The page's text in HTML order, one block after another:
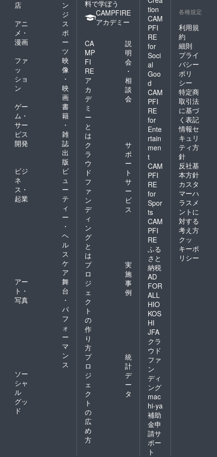
店
ン
ジ
アニ
メ・
漫画
ス
ポ
ー
ツ
ファ
ッ
ショ
ン
映
像
・
映
画
ゲー
ム・
サー
ビス
開発
書
籍
・
雑
誌
出
版
ビジ
ネ
ス・
起業
ビ
ュ
ー
テ
ィ
ー
・
ヘ
ル
ス
ケ
ア
アー
ト・
写真
舞
台
・
パ
フ
ォ
ー
マ
ン
ス
ソー
シャ
ル
グッ
ド
料で学ぼう
CAMPFIRE
アカデミー
CA
MP
FI
RE
ア
カ
デ
ミ
ー
と
は
説
明
会
・
相
談
会
ク
ラ
ウ
ド
フ
ァ
ン
デ
ィ
ン
グ
と
は
サ
ポ
ー
ト
サ
ー
ビ
ス
プ
ロ
ジ
ェ
ク
ト
の
作
り
方
実
施
事
例
プ
ロ
ジ
ェ
ク
ト
の
広
め
方
統
計
デ
ー
タ
tion
CAM
PFI
RE
for
Soci
al
Goo
d
CAM
PFI
RE
for
Ente
rtain
men
t
CAM
PFI
RE
for
Spor
ts
CAM
PFI
RE
ふる
さと
納税
AD
FOR
ALL
HIO
KOS
HI
JFA
クラ
ウド
ファ
ン
ディ
ング
mac
hi-ya
補助
金申
請サ
ポー
ト
各種規定
利用規
約
細則
プライ
バシー
ポリ
シー
特定商
取引法
に基づ
く表記
情報セ
キュリ
ティ方
針
反社基
本方針
カスタ
マーハ
ラスメ
ントに
対する
考え方
クッ
キーポ
リシー